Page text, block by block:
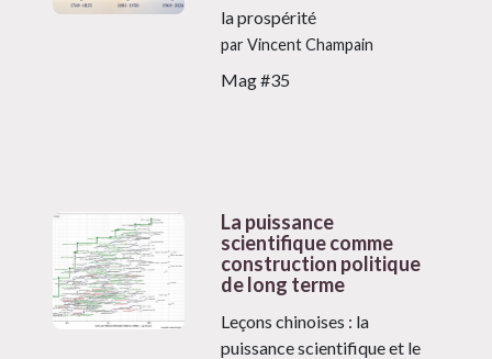
la prospérité
par Vincent Champain
Mag #35
La puissance
scientifique comme
construction politique
de long terme
Leçons chinoises : la
puissance scientifique et le